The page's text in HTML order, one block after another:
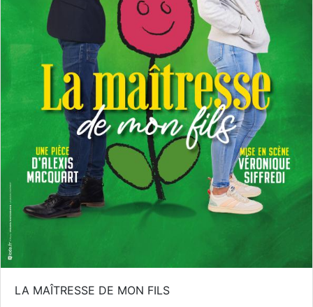
LA MAÎTRESSE DE MON FILS